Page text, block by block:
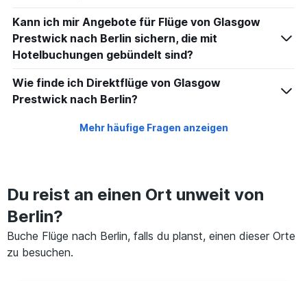
Kann ich mir Angebote für Flüge von Glasgow
Prestwick nach Berlin sichern, die mit
Hotelbuchungen gebündelt sind?
Wie finde ich Direktflüge von Glasgow
Prestwick nach Berlin?
Mehr häufige Fragen anzeigen
Du reist an einen Ort unweit von
Berlin?
Buche Flüge nach Berlin, falls du planst, einen dieser Orte
zu besuchen.